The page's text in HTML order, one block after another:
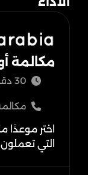
مكالمة
30 دقيقة
اختر موعدًا
التي تعملون